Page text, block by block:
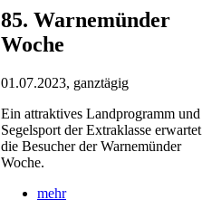
85. Warnemünder
Woche
01.07.2023, ganztägig
Ein attraktives Landprogramm und
Segelsport der Extraklasse erwartet
die Besucher der Warnemünder
Woche.
mehr